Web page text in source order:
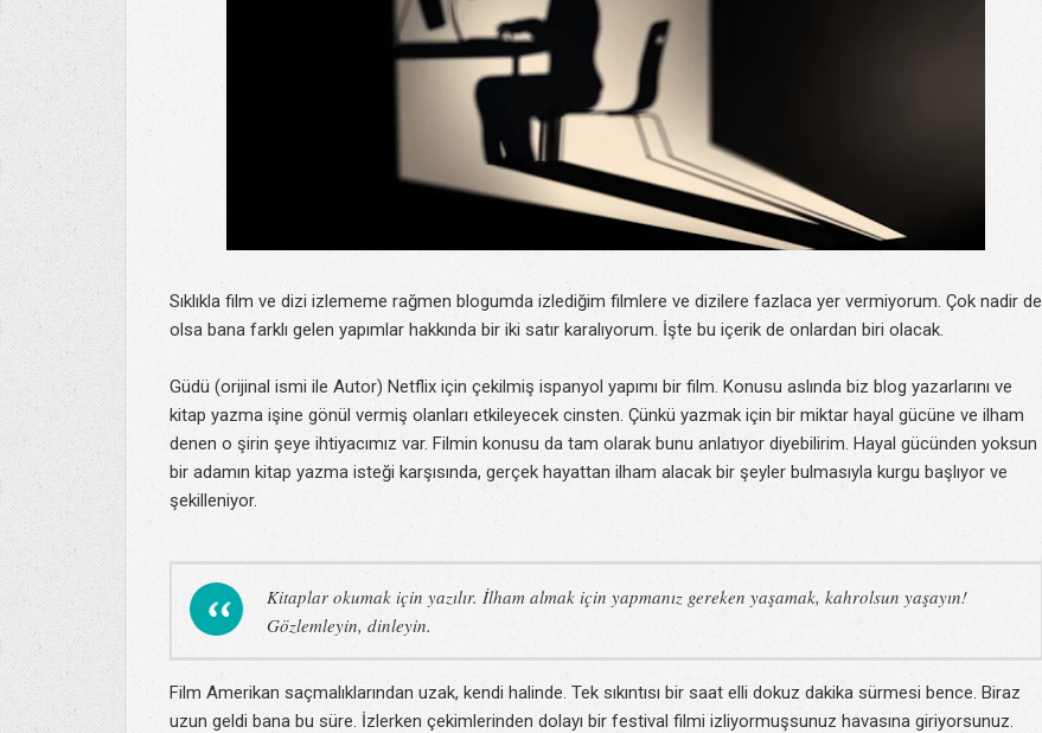
Sıklıkla film ve dizi izlememe rağmen blogumda izlediğim filmlere ve dizilere fazlaca yer vermiyorum. Çok nadir de
olsa bana farklı gelen yapımlar hakkında bir iki satır karalıyorum. İşte bu içerik de onlardan biri olacak.
Güdü (orijinal ismi ile Autor) Netflix için çekilmiş ispanyol yapımı bir film. Konusu aslında biz blog yazarlarını ve
kitap yazma işine gönül vermiş olanları etkileyecek cinsten. Çünkü yazmak için bir miktar hayal gücüne ve ilham
denen o şirin şeye ihtiyacımız var. Filmin konusu da tam olarak bunu anlatıyor diyebilirim. Hayal gücünden yoksun
bir adamın kitap yazma isteği karşısında, gerçek hayattan ilham alacak bir şeyler bulmasıyla kurgu başlıyor ve
şekilleniyor.
Kitaplar okumak için yazılır. İlham almak için yapmanız gereken yaşamak, kahrolsun yaşayın!
Gözlemleyin, dinleyin.
Film Amerikan saçmalıklarından uzak, kendi halinde. Tek sıkıntısı bir saat elli dokuz dakika sürmesi bence. Biraz
uzun geldi bana bu süre. İzlerken çekimlerinden dolayı bir festival filmi izliyormuşsunuz havasına giriyorsunuz.